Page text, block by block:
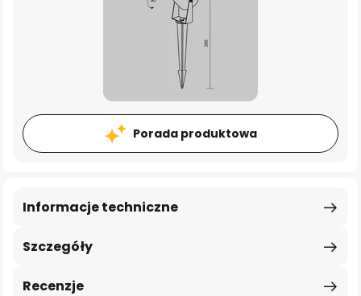
Porada produktowa
Szczegóły
Informacje techniczne
Recenzje